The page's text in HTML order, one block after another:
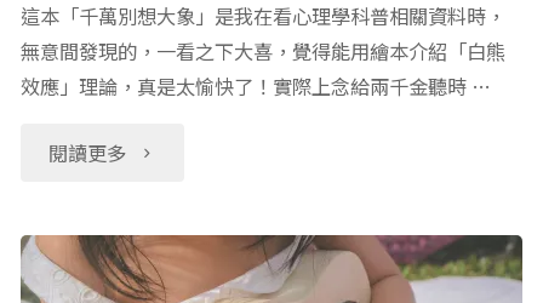
Tiger’s
Neighborhood"
「國
家
地
頻
這本「千萬別想大象」是我在看心理學科普相關資料時，
無意間發現的，一看之下大喜，覺得能用繪本介紹「白熊
效應」理論，真是太愉快了！實際上念給兩千金聽時 …
閱讀更多
"幼
情